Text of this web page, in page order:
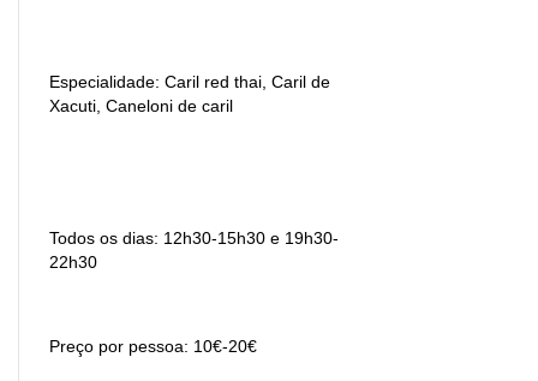
Especialidade: Caril red thai, Caril de
Xacuti, Caneloni de caril
Todos os dias: 12h30-15h30 e 19h30-
22h30
Preço por pessoa: 10€-20€